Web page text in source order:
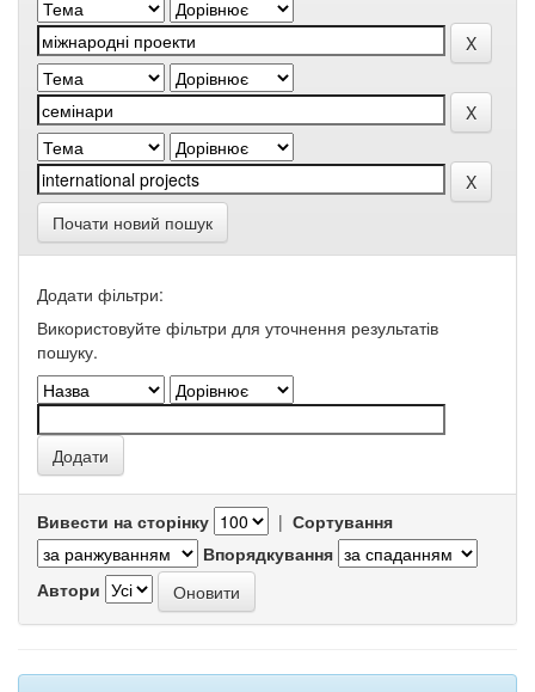
Почати новий пошук
Додати фільтри:
Використовуйте фільтри для уточнення результатів
пошуку.
Вивести на сторінку | Сортування
Впорядкування
Автори